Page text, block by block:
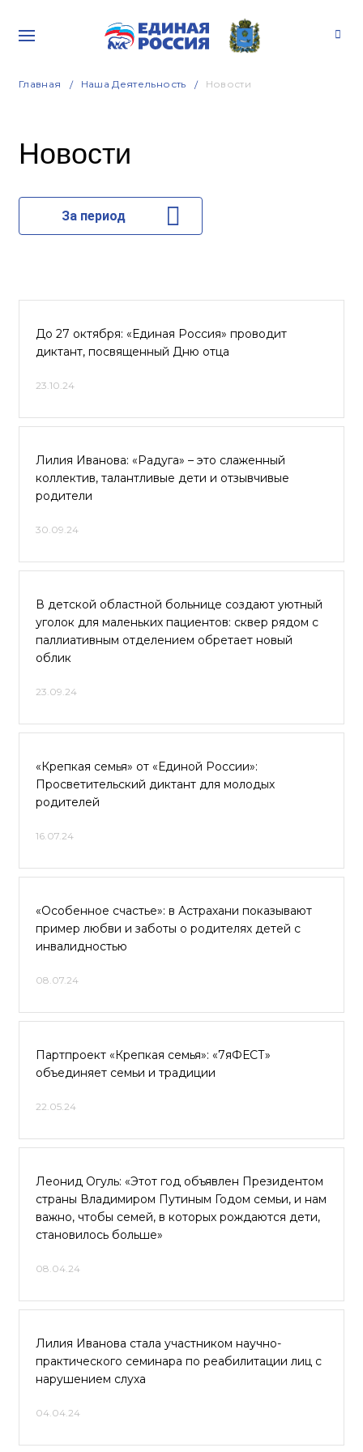
Главная Наша Деятельность Новости
Новости
За период
До 27 октября: «Единая Россия» проводит
диктант, посвященный Дню отца
23.10.24
Лилия Иванова: «Радуга» – это слаженный
коллектив, талантливые дети и отзывчивые
родители
30.09.24
В детской областной больнице создают уютный
уголок для маленьких пациентов: сквер рядом с
паллиативным отделением обретает новый
облик
23.09.24
«Крепкая семья» от «Единой России»:
Просветительский диктант для молодых
родителей
16.07.24
«Особенное счастье»: в Астрахани показывают
пример любви и заботы о родителях детей с
инвалидностью
08.07.24
Партпроект «Крепкая семья»: «7яФЕСТ»
объединяет семьи и традиции
22.05.24
Леонид Огуль: «Этот год объявлен Президентом
страны Владимиром Путиным Годом семьи, и нам
важно, чтобы семей, в которых рождаются дети,
становилось больше»
08.04.24
Лилия Иванова стала участником научно-
практического семинара по реабилитации лиц с
нарушением слуха
04.04.24